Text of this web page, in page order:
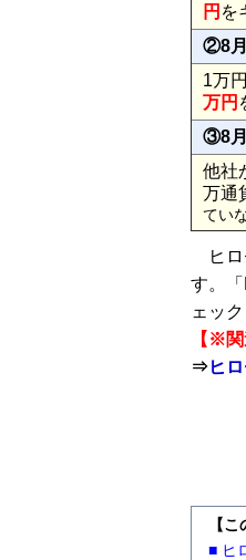
円 を
②8月
1万
万円
③8月
他社
万通
てい
ヒロ
す。
ェッ
【※
⇒ヒ
【
■ ヒ